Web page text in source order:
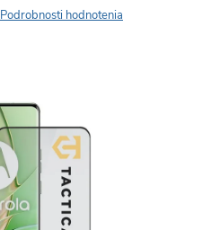
Podrobnosti hodnotenia